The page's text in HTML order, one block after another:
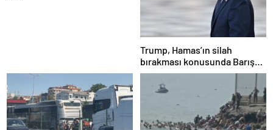
Trump, Hamas’ın silah
bırakması konusunda Barış
Kurulu’nun anlaşmaya
vardığını açıkladı